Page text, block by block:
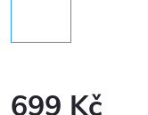
699 Kč